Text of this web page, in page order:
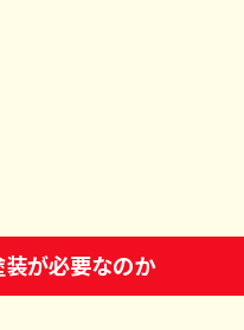
が必要なのか